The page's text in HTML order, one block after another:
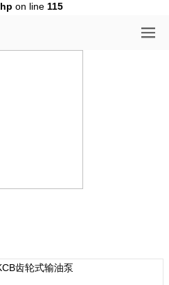
on line 115